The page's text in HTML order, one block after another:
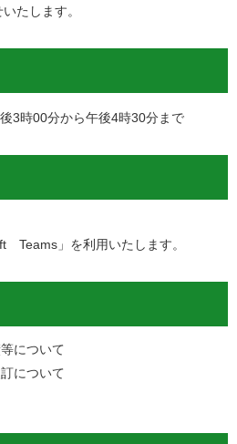
たします。
3時00分から午後4時30分まで
Teams」を利用いたします。
について
について